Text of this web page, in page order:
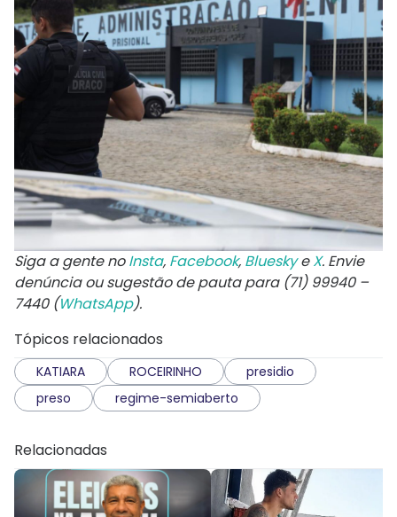
Siga a gente noInsta, Facebook, BlueskyeX. Envie
denúncia ou sugestão de pauta para (71) 99940 –
7440 (WhatsApp).
Tópicos relacionados
KATIARA ROCEIRINHO
presidio
preso
regime-semiaberto
Relacionadas